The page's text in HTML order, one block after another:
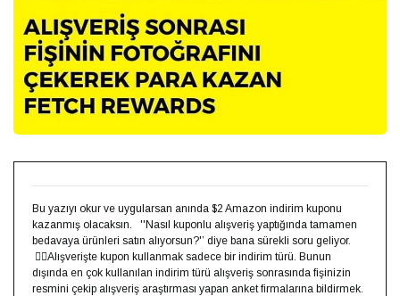
Bu yazıyı okur ve uygularsan anında $2 Amazon indirim kuponu
kazanmış olacaksın. ⁣ ⁣ ''Nasıl kuponlu alışveriş yaptığında tamamen
bedavaya ürünleri satın alıyorsun?'’ diye bana sürekli soru geliyor.⁣
⁣ 👉🏻Alışverişte kupon kullanmak sadece bir indirim türü. Bunun
dışında en çok kullanılan indirim türü alışveriş sonrasında fişinizin
resmini çekip alışveriş araştırması yapan anket firmalarına bildirmek. ⁣